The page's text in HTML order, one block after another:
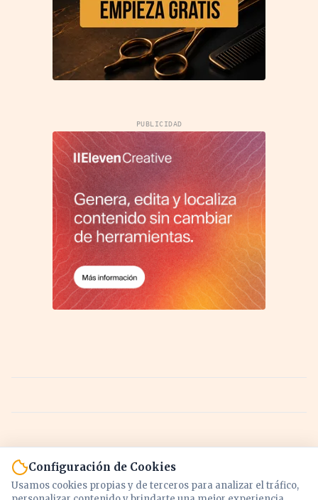
PUBLICIDAD
Configuración de Cookies
Usamos cookies propias y de terceros para analizar el tráfico,